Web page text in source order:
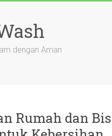
dengan Aman
Rumah dan